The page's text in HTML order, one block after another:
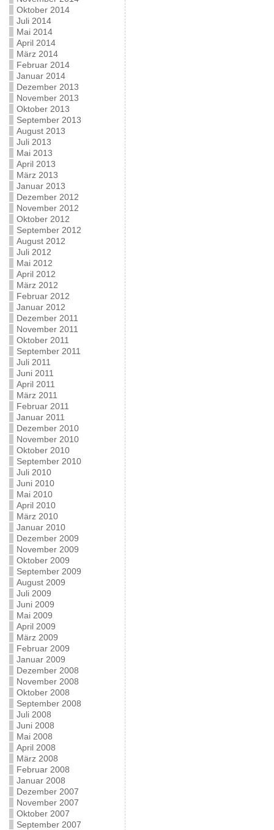
Oktober 2014
Juli 2014
Mai 2014
April 2014
März 2014
Februar 2014
Januar 2014
Dezember 2013
November 2013
Oktober 2013
September 2013
August 2013
Juli 2013
Mai 2013
April 2013
März 2013
Januar 2013
Dezember 2012
November 2012
Oktober 2012
September 2012
August 2012
Juli 2012
Mai 2012
April 2012
März 2012
Februar 2012
Januar 2012
Dezember 2011
November 2011
Oktober 2011
September 2011
Juli 2011
Juni 2011
April 2011
März 2011
Februar 2011
Januar 2011
Dezember 2010
November 2010
Oktober 2010
September 2010
Juli 2010
Juni 2010
Mai 2010
April 2010
März 2010
Januar 2010
Dezember 2009
November 2009
Oktober 2009
September 2009
August 2009
Juli 2009
Juni 2009
Mai 2009
April 2009
März 2009
Februar 2009
Januar 2009
Dezember 2008
November 2008
Oktober 2008
September 2008
Juli 2008
Juni 2008
Mai 2008
April 2008
März 2008
Februar 2008
Januar 2008
Dezember 2007
November 2007
Oktober 2007
September 2007